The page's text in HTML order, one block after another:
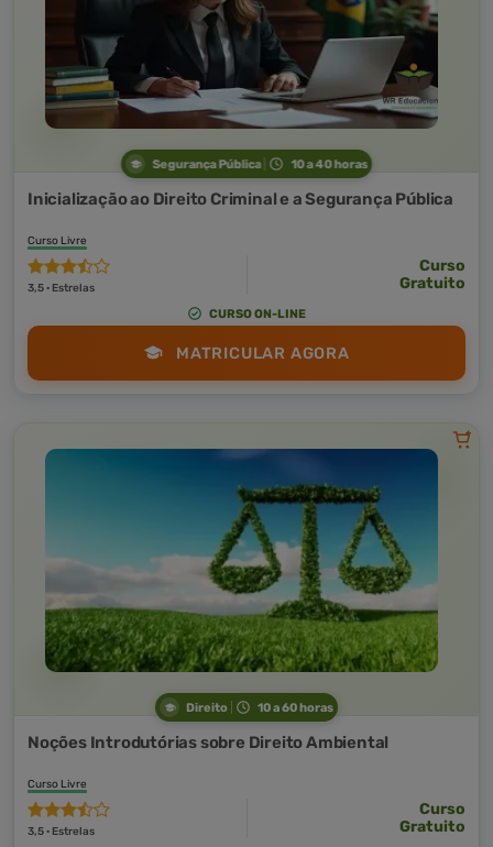
Segurança Pública 10 a 40 horas
Inicialização ao Direito Criminal e a Segurança Pública
Curso Livre
3,5 · Estrelas
Curso
Gratuito
CURSO ON-LINE
MATRICULAR AGORA
Direito 10 a 60 horas
Noções Introdutórias sobre Direito Ambiental
Curso Livre
3,5 · Estrelas
Curso
Gratuito